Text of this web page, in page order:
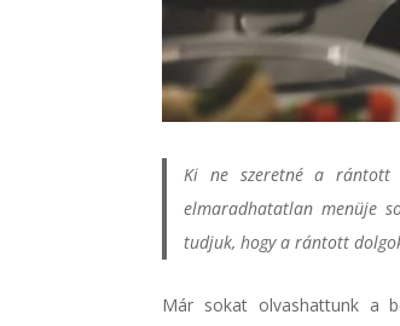
Ki ne szeretné a rántott
elmaradhatatlan menüje
tudjuk, hogy a rántott
Már sokat olvashattunk a